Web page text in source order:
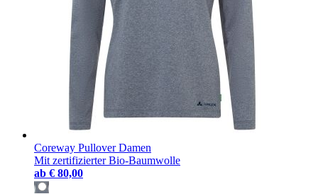
Coreway Pullover Damen
Mit zertifizierter Bio-Baumwolle
ab € 80,00